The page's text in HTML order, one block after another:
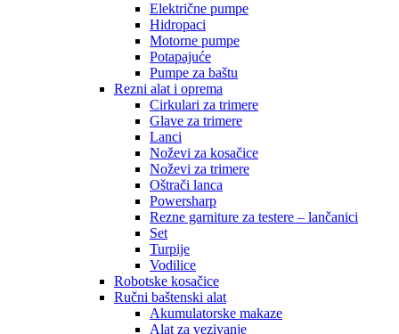
Električne pumpe
Hidropaci
Motorne pumpe
Potapajuće
Pumpe za baštu
Rezni alat i oprema
Cirkulari za trimere
Glave za trimere
Lanci
Noževi za kosačice
Noževi za trimere
Oštrači lanca
Powersharp
Rezne garniture za testere – lančanici
Set
Turpije
Vodilice
Robotske kosačice
Ručni baštenski alat
Akumulatorske makaze
Alat za vezivanje